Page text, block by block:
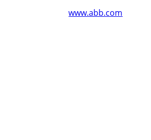
www.abb.com